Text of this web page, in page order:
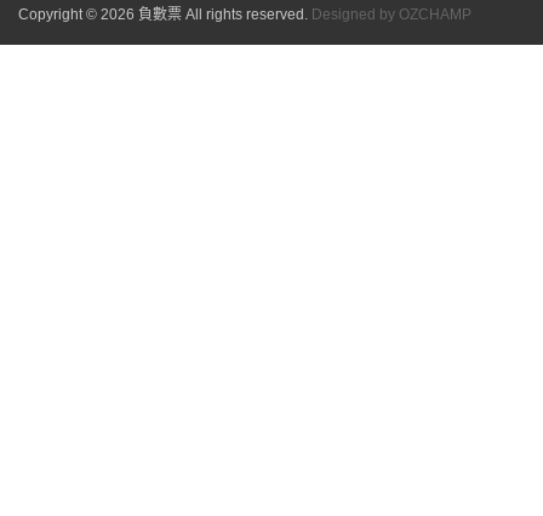
Copyright © 2026 負數票 All rights reserved. Designed by OZCHAMP